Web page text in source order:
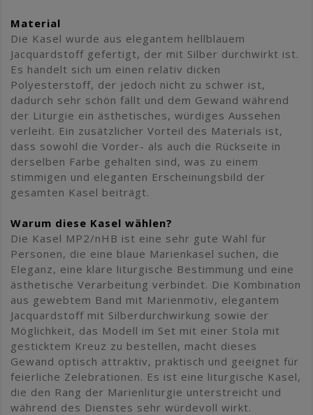
Material
Die Kasel wurde aus elegantem hellblauem
Jacquardstoff gefertigt, der mit Silber durchwirkt ist.
Es handelt sich um einen relativ dicken
Polyesterstoff, der jedoch nicht zu schwer ist,
dadurch sehr schön fällt und dem Gewand während
der Liturgie ein ästhetisches, würdiges Aussehen
verleiht. Ein zusätzlicher Vorteil des Materials ist,
dass sowohl die Vorder- als auch die Rückseite in
derselben Farbe gehalten sind, was zu einem
stimmigen und eleganten Erscheinungsbild der
gesamten Kasel beiträgt.
Warum diese Kasel wählen?
Die Kasel MP2/nHB ist eine sehr gute Wahl für
Personen, die eine blaue Marienkasel suchen, die
Eleganz, eine klare liturgische Bestimmung und eine
ästhetische Verarbeitung verbindet. Die Kombination
aus gewebtem Band mit Marienmotiv, elegantem
Jacquardstoff mit Silberdurchwirkung sowie der
Möglichkeit, das Modell im Set mit einer Stola mit
gesticktem Kreuz zu bestellen, macht dieses
Gewand optisch attraktiv, praktisch und geeignet für
feierliche Zelebrationen. Es ist eine liturgische Kasel,
die den Rang der Marienliturgie unterstreicht und
während des Dienstes sehr würdevoll wirkt.